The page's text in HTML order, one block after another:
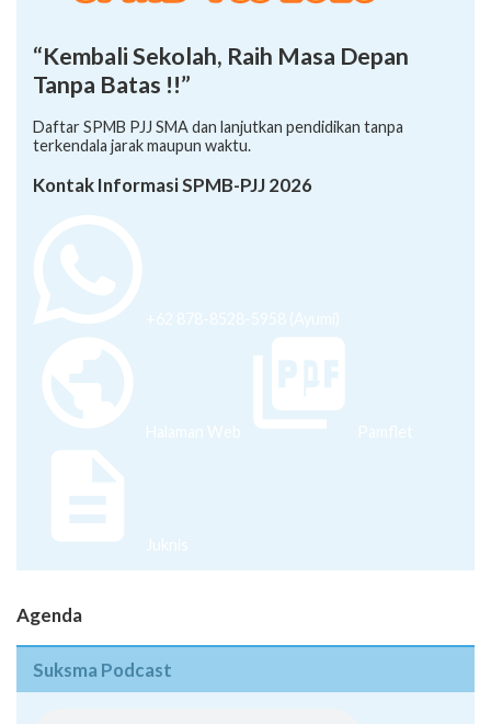
“Kembali Sekolah, Raih Masa Depan
Tanpa Batas !!”
Daftar SPMB PJJ SMA dan lanjutkan pendidikan tanpa
terkendala jarak maupun waktu.
Kontak Informasi SPMB-PJJ 2026
+62 878-8528-5958 (Ayumi)
Halaman Web Pamflet
Juknis
Agenda
Suksma Podcast